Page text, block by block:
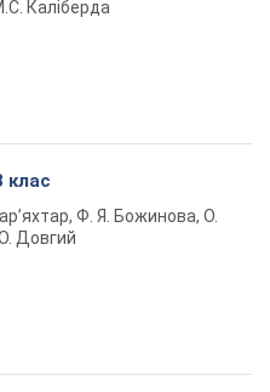
Каліберда
клас
Ф. Я. Божинова, О.
Довгий